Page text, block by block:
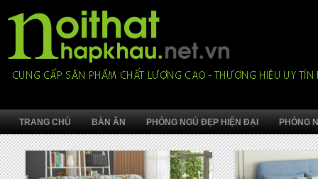
TRANG CHỦ BÀN ĂN PHÒNG NGỦ ĐẸP HIỆN ĐẠI PHÒNG